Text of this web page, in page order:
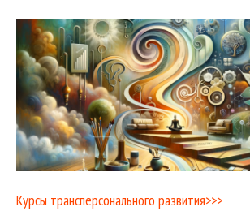
Курсы трансперсонального развития>>>